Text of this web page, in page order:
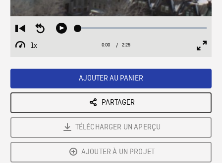
Restart
from
beginning
Seek
Play Loaded:
1x
Playback
Current
0:00 / Duration
2:25
AJOUTER AU PANIER
PARTAGER
TÉLÉCHARGER UN APERÇU
AJOUTER À UN PROJET